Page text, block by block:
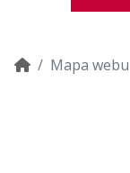
Mapa webu